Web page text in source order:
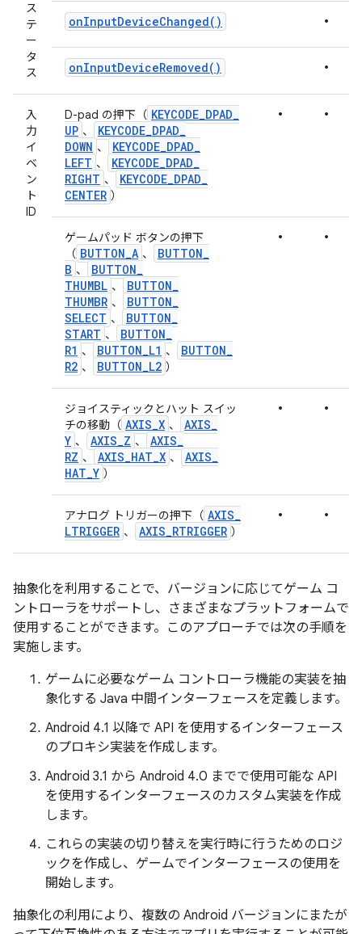
ス
テ
ー
タ
ス
onInputDeviceChanged( ) •
onInputDeviceRemoved( ) •
入
力
イ
ベ
ン
ト
ID
D-pad の押下（ KEYCODE_DPAD_
UP 、 KEYCODE_DPAD_
DOWN 、 KEYCODE_DPAD_
LEFT 、 KEYCODE_DPAD_
RIGHT 、 KEYCODE_DPAD_
CENTER ）
• •
ゲームパッド ボタンの押下
（ BUTTON_A 、 BUTTON_
B 、 BUTTON_
THUMBL 、 BUTTON_
THUMBR 、 BUTTON_
SELECT 、 BUTTON_
START 、 BUTTON_
R1 、 BUTTON_L1 、 BUTTON_
R2 、 BUTTON_L2 ）
• •
ジョイスティックとハット スイッ
チの移動（ AXIS_X 、 AXIS_
Y 、 AXIS_Z 、 AXIS_
RZ 、 AXIS_HAT_X 、 AXIS_
HAT_Y ）
• •
アナログ トリガーの押下（ AXIS_
LTRIGGER 、 AXIS_RTRIGGER ）
• •
抽象化を利用することで、バージョンに応じてゲーム コ
ントローラをサポートし、さまざまなプラットフォームで
使用することができます。このアプローチでは次の手順を
実施します。
ゲームに必要なゲーム コントローラ機能の実装を抽
象化する Java 中間インターフェースを定義します。
Android 4.1 以降で API を使用するインターフェース
のプロキシ実装を作成します。
Android 3.1 から Android 4.0 までで使用可能な API
を使用するインターフェースのカスタム実装を作成
します。
これらの実装の切り替えを実行時に行うためのロジ
ックを作成し、ゲームでインターフェースの使用を
開始します。
抽象化の利用により、複数の Android バージョンにまたが